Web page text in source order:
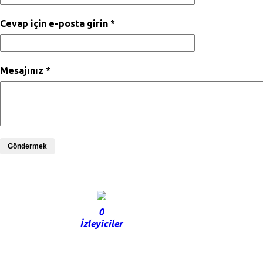
Cevap için e-posta girin *
Mesajınız *
Göndermek
0
İzleyiciler